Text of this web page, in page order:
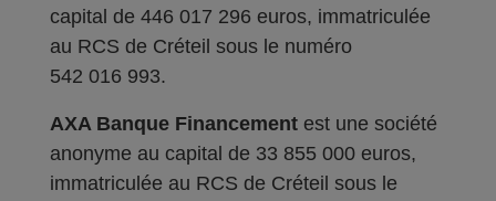
capital de 446 017 296 euros, immatriculée
au RCS de Créteil sous le numéro
542 016 993.
AXA Banque Financement est une société
anonyme au capital de 33 855 000 euros,
immatriculée au RCS de Créteil sous le